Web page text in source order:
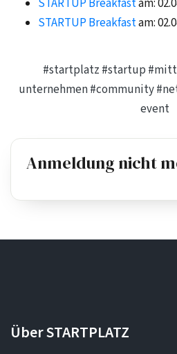
STARTUP Breakfastam:
STARTUP Breakfastam:
#startplatz #startup
unternehmen#community
event
Anmeldung nicht
Über STARTPLATZ